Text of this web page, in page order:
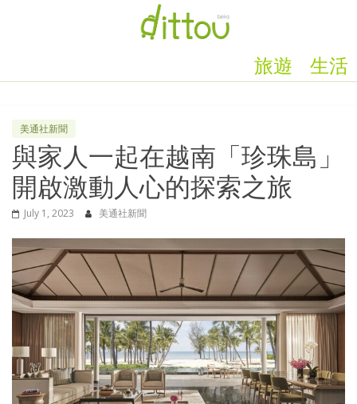
生活
旅遊
美通社新聞
與家人一起在越南「珍珠島」
開啟激動人心的探索之旅
July 1, 2023 美通社新聞